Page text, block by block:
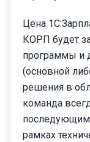
Цена
КОРП будет
программы и
(основной
решения в
команда
рамках